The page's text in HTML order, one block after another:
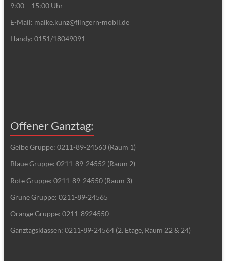
9:00 – 15:00 Uhr
E-Mail: maike.kunz@flingern-mobil.de
Handy: 0151/18049091
Offener Ganztag:
Gelbe Gruppe: 0211-89-24563 (Raum 1)
Blaue Gruppe: 0211-89-24552 (Raum 2)
Rote Gruppe: 0211-89-24550 (Raum 3)
Grüne Gruppe: 0211-89-24565
Orange Gruppe: 0211-8924550
Ganztagsklassen: 0211-89-24564 (2. Etage, Raum 22 & 24)